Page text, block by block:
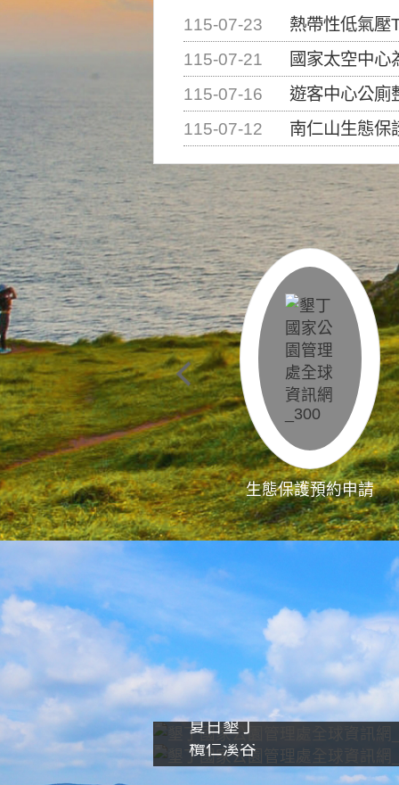
115-07-23
熱帶性低氣壓
115-07-21
國家太空中心為辦理
115-07-16
遊客中心公廁
115-07-12
南仁山生態保護區步道已完成
生態保護預約申請
夏日墾丁
欖仁溪谷